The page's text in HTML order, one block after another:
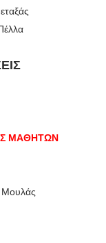
ΜΑΘΗΤΩΝ
Μουλάς